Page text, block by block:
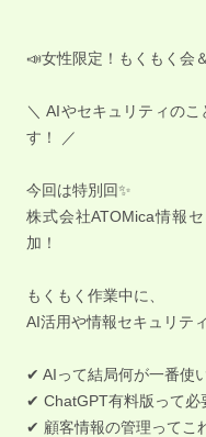
📣女性限定！もくもく会
＼ AIやセキュリティの
す！ ／
今回は特別回✨
株式会社ATOMica情報
加！
もくもく作業中に、
AI活用や情報セキュリテ
✔ AIって結局何が一番使
✔ ChatGPT有料版って必
✔ 顧客情報の管理ってこ